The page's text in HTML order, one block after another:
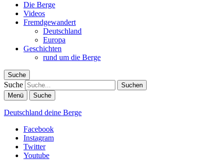
Die Berge
Videos
Fremdgewandert
Deutschland
Europa
Geschichten
rund um die Berge
Suche
Suche
Menü Suche
Deutschland deine Berge
Facebook
Instagram
Twitter
Youtube